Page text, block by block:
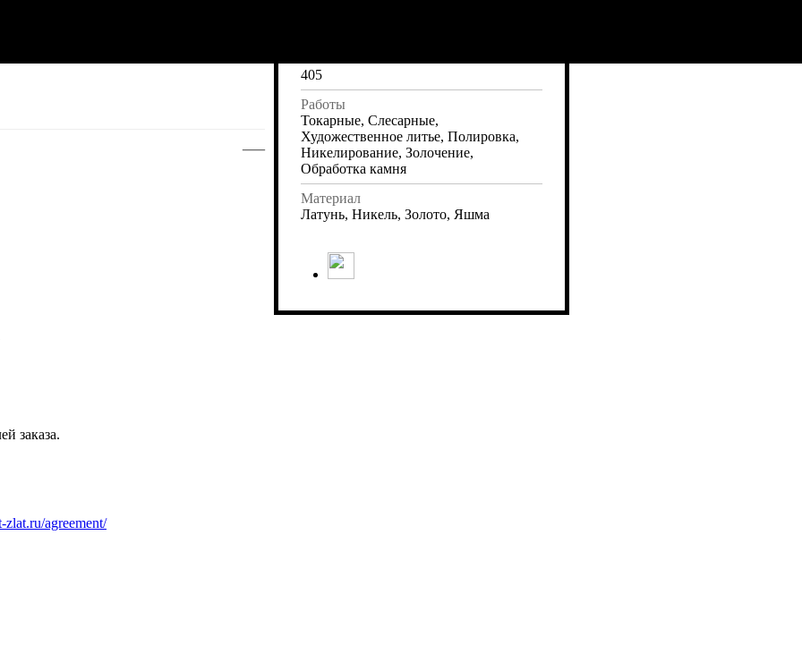
—
405
Работы
Токарные, Слесарные,
Художественное литье, Полировка,
Никелирование, Золочение,
Обработка камня
Материал
Латунь, Никель, Золото, Яшма
заказа.
zlat.ru/agreement/